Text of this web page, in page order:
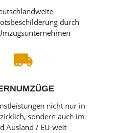
durch

nicht nur in
sondern auch im
Ausland / EU-weit